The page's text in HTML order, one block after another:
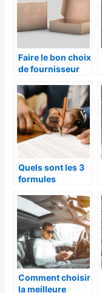
Faire le bon choix
de fournisseur
professionnels
Quels sont les 3
formules
Comment choisir
la meilleure